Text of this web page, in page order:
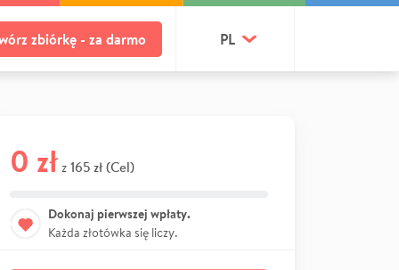
zbiórkę - za darmo PL
0 zł z 165 zł (Cel)
Dokonaj pierwszej wpłaty.
Każda złotówka się liczy.